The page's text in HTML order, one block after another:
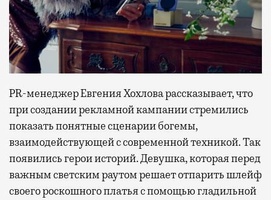
PR-менеджер Евгения Хохлова рассказывает, что
при создании рекламной кампании стремились
показать понятные сценарии богемы,
взаимодействующей с современной техникой. Так
появились герои историй. Девушка, которая перед
важным светским раутом решает отпарить шлейф
своего роскошного платья с помощью гладильной